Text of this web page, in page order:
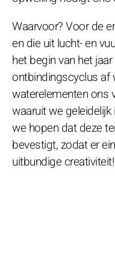
Waarvoor? Voor de
en die uit lucht- en
het begin van het
ontbindingscyclus af
waterelementen ons
waaruit we
we hopen dat deze
bevestigt, zodat er
uitbundige creativiteit!